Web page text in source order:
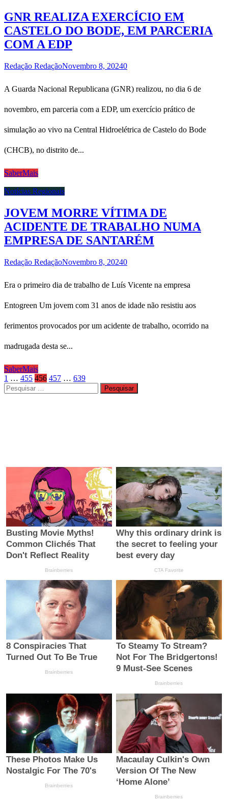
GNR REALIZA EXERCÍCIO EM
CASTELO DO BODE, EM PARCERIA
COM A EDP
Redação RedaçãoNovembro 8, 20240
A Guarda Nacional Republicana (GNR) realizou, no dia 6 de
novembro, em parceria com a EDP, um exercício prático de
simulação ao vivo na Central Hidroelétrica de Castelo do Bode
(CHCB), no distrito de...
SaberMais
Notícias Regionais
JOVEM MORRE VÍTIMA DE
ACIDENTE DE TRABALHO NUMA
EMPRESA DE SANTARÉM
Redação RedaçãoNovembro 8, 20240
Era o primeiro dia de trabalho de Luís Vicente na empresa
Entogreen Um jovem com 31 anos de idade não resistiu aos
ferimentos provocados por um acidente de trabalho, ocorrido na
madrugada desta se...
SaberMais
Paginação
dos
1 … 455 456 457 … 639
Pesquisar
por: